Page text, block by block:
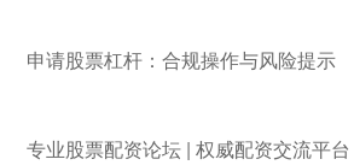
申请股票杠杆：合规操作与风险提示
专业股票配资论坛 | 权威配资交流平台